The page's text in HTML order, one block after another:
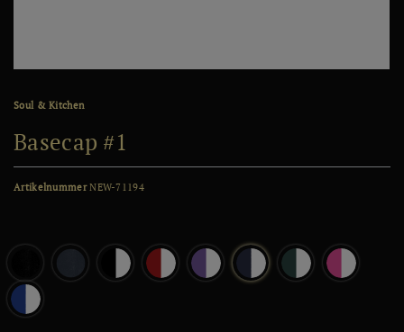
Soul & Kitchen
Basecap #1
ArtikelnummerNEW-71194